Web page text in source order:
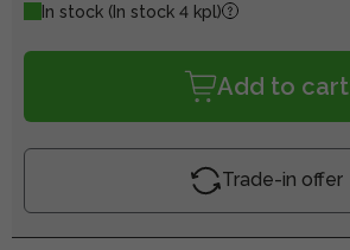
In stock (In stock 4 kpl)
Add to cart
Trade-in offer